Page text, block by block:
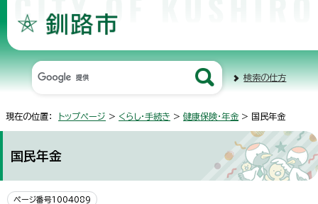
検索の仕方
現在の位置： トップページ > くらし・手続き > 健康保険・年金> 国民年金
国民年金
ページ番号1004089